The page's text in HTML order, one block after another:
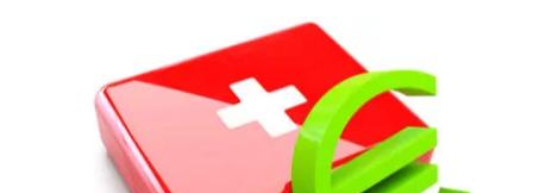
Bob van Leeuwen